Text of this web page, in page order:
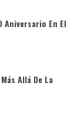
Aniversario En El
Allá De La